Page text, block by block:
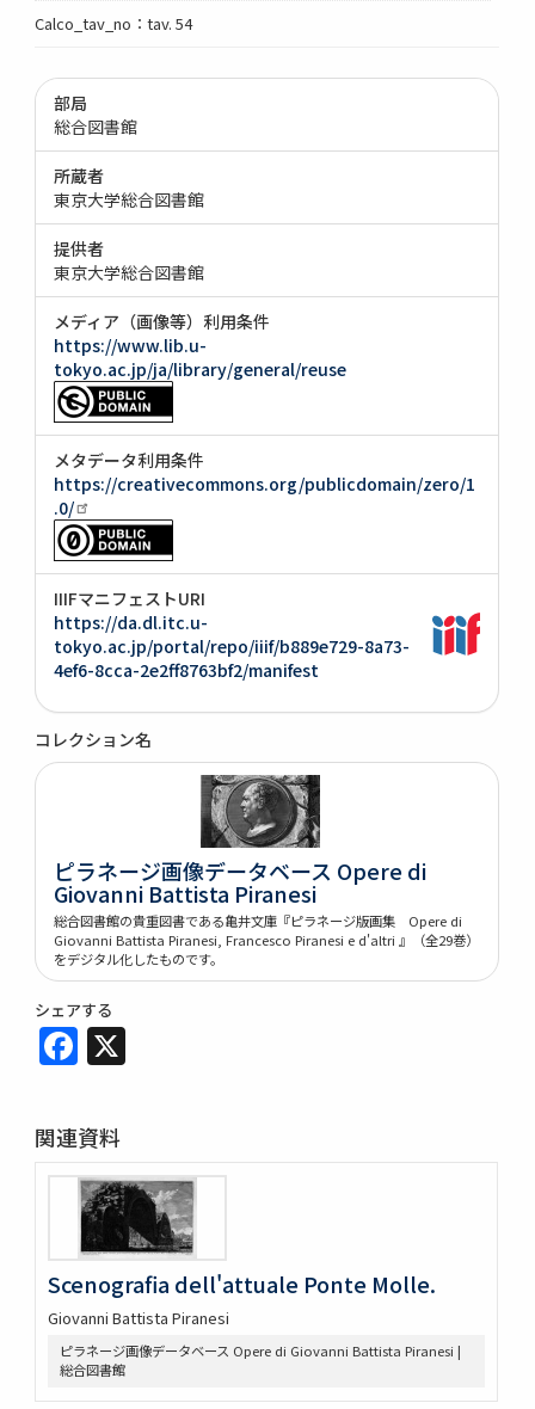
Calco_tav_no：tav. 54
部局
総合図書館
所蔵者
東京大学総合図書館
提供者
東京大学総合図書館
メディア（画像等）利用条件
https://www.lib.u-
tokyo.ac.jp/ja/library/general/reuse
メタデータ利用条件
https://creativecommons.org/publicdomain/zero/1
.0/
IIIFマニフェストURI
https://da.dl.itc.u-
tokyo.ac.jp/portal/repo/iiif/b889e729-8a73-
4ef6-8cca-2e2ff8763bf2/manifest
コレクション名
ピラネージ画像データベース Opere di
Giovanni Battista Piranesi
総合図書館の貴重図書である亀井文庫『ピラネージ版画集 Opere di
Giovanni Battista Piranesi, Francesco Piranesi e d'altri 』（全29巻）
をデジタル化したものです。
シェアする
Facebook
関連資料
Scenografia dell'attuale Ponte Molle.
Giovanni Battista Piranesi
ピラネージ画像データベース Opere di Giovanni Battista Piranesi |
総合図書館